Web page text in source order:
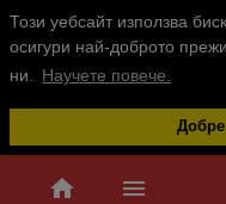
Този уебсайт използва
осигури най-доброто
ни.
Научете повече.
Добре
home menu